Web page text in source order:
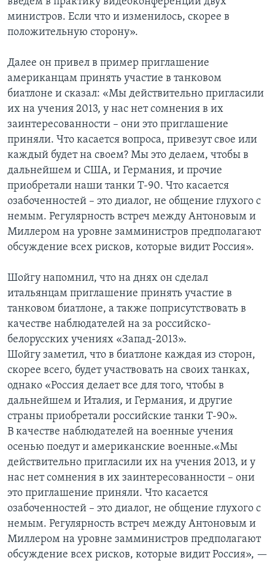
министров. Если что и изменилось, скорее в
положительную сторону».
Далее он привел в пример приглашение
американцам принять участие в танковом
биатлоне и сказал: «Мы действительно пригласили
их на учения 2013, у нас нет сомнения в их
заинтересованности – они это приглашение
приняли. Что касается вопроса, привезут свое или
каждый будет на своем? Мы это делаем, чтобы в
дальнейшем и США, и Германия, и прочие
приобретали наши танки Т-90. Что касается
озабоченностей – это диалог, не общение глухого с
немым. Регулярность встреч между Антоновым и
Миллером на уровне замминистров предполагают
обсуждение всех рисков, которые видит Россия».
Шойгу напомнил, что на днях он сделал
итальянцам приглашение принять участие в
танковом биатлоне, а также поприсутствовать в
качестве наблюдателей на за российско-
белорусских учениях «Запад-2013».
Шойгу заметил, что в биатлоне каждая из сторон,
скорее всего, будет участвовать на своих танках,
однако «Россия делает все для того, чтобы в
дальнейшем и Италия, и Германия, и другие
страны приобретали российские танки Т-90».
В качестве наблюдателей на военные учения
осенью поедут и американские военные.«Мы
действительно пригласили их на учения 2013, и у
нас нет сомнения в их заинтересованности – они
это приглашение приняли. Что касается
озабоченностей – это диалог, не общение глухого с
немым. Регулярность встреч между Антоновым и
Миллером на уровне замминистров предполагают
обсуждение всех рисков, которые видит Россия», —